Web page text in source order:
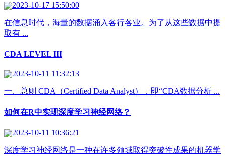
2023-10-17 15:50:00
在信息时代，海量的数据涌入各行各业。为了从这些数据中提
取有 ...
CDA LEVEL III
2023-10-11 11:32:13
一、总则 CDA（Certified Data Analyst），即“CDA数据分析 ...
如何在R中实现深度学习神经网络？
2023-10-11 10:36:21
深度学习神经网络是一种在许多领域取得突破性成果的机器学